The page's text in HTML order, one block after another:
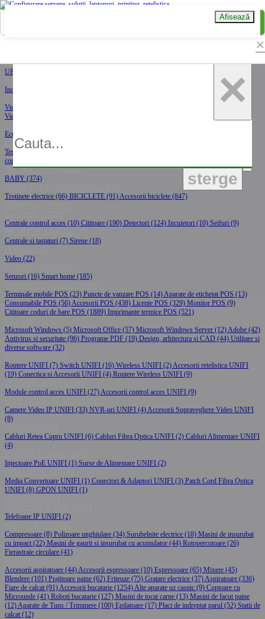
Afisează
Prețuri B2B pentru compania
UPS-URI
UPS (746)
Incarcatoare baterii (86)
Video proiectoare (167)
Video proiectoare (31)
Ecrane signage (86)
CLIMATIZARE & INCALZIRE
Termostate ambientale (18)
conditionat / ventilatoare / umidificatoare (227)
JUCARII, COPII & BEBE
BABY (374)
Trotinete electrice (66) BICICLETE (91)Accesorii biciclete (847)
Centrale control acces (10) Cititoare (190) Detectori (124) Incuietori (10) Seifuri (9)
Centrale si tastaturi (7) Sirene (18)
Video (22)
Senzori (16) Smart home (185)
Terminale mobile POS (23) Puncte de vanzare POS (14)Aparate de etichetat POS (13)
Consumabile POS (56)Accesorii POS (438) Licente POS (329) Monitor POS (9)
Cititoare coduri de bare POS (1889) Imprimante termice POS (521)
Microsoft Windows (5) Microsoft Office (57) Microsoft Windows Server (12)Adobe (42)
Antivirus si securitate (96) Programe PDF (19) Design, arhitectura si CAD (44) Utilitare si
diverse software (32)
Routere UNIFI (7) Switch UNIFI (16) Wireless UNIFI (2)Accesorii retelistica UNIFI
(19) Conectica si Accesorii UNIFI (4) Routere Wireless UNIFI (9)
Module control acces UNIFI (27)Accesorii control acces UNIFI (9)
Camere Video IP UNIFI (33) NVR-uri UNIFI (4)Accesorii Supraveghere Video UNIFI
(8)
Cabluri Retea Cupru UNIFI (6) Cabluri Fibra Optica UNIFI (2) Cabluri Alimentare UNIFI
(4)
Injectoare PoE UNIFI (1) Surse de Alimentare UNIFI (2)
Media Convertoare UNIFI (1) Conectori & Adaptori UNIFI (3) Patch Cord Fibra Optica
UNIFI (8) GPON UNIFI (1)
Telefoane IP UNIFI (2)
Compresoare (8) Polizoare unghiulare (34) Surubelnite electrice (18) Masini de insurubat
cu impact (22) Masini de gaurit si insurubat cu acumulator (44) Rotopercutoare (26)
Fierastraie circulare (41)
Accesorii aspiratoare (44)Accesorii espressoare (10) Espressoare (65) Mixere (45)
Blendere (101) Prajitoare paine (62) Friteuze (75) Gratare electrice (37)Aspiratoare (336)
Fiare de calcat (91)Accesorii bucatarie (1254)Alte aparate uz casnic (9) Cuptoare cu
Microunde (41) Roboti bucatarie (127) Masini de tocat carne (13) Masini de facut paine
(12)Aparate de Tuns / Trimmere (100) Epilatoare (17) Placi de indreptat parul (52) Statii de
calcat (12)
×
×
sterge